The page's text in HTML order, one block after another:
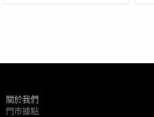
關於我們
門市據點